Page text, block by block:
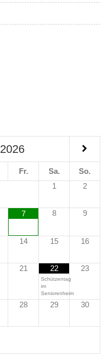
2026
Fr. Sa.
So.
1
2
7 8 9
14 15 16
21 22
Schützentag
im
Seniorenheim
23
28 29 30